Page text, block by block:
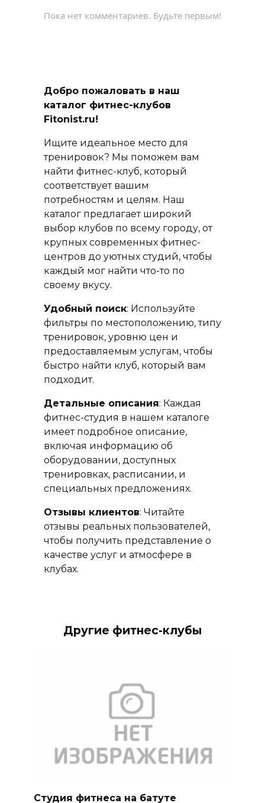
Пока нет комментариев. Будьте первым!
Добро пожаловать в наш
каталог фитнес-клубов
Fitonist.ru!
Ищите идеальное место для
тренировок? Мы поможем вам
найти фитнес-клуб, который
соответствует вашим
потребностям и целям. Наш
каталог предлагает широкий
выбор клубов по всему городу, от
крупных современных фитнес-
центров до уютных студий, чтобы
каждый мог найти что-то по
своему вкусу.
Удобный поиск: Используйте
фильтры по местоположению, типу
тренировок, уровню цен и
предоставляемым услугам, чтобы
быстро найти клуб, который вам
подходит.
Детальные описания: Каждая
фитнес-студия в нашем каталоге
имеет подробное описание,
включая информацию об
оборудовании, доступных
тренировках, расписании, и
специальных предложениях.
Отзывы клиентов: Читайте
отзывы реальных пользователей,
чтобы получить представление о
качестве услуг и атмосфере в
клубах.
Другие фитнес-клубы
Студия фитнеса на батуте